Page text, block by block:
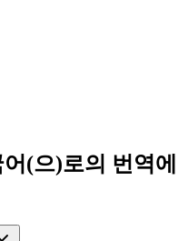
(으)로의 번역에